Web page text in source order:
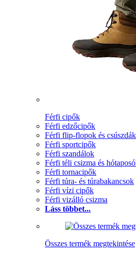
Férfi cipők
Férfi edzőcipők
Férfi flip-flopok és csúszdák
Férfi sportcipők
Férfi szandálok
Férfi téli csizma és
Férfi tornacipők
Férfi túra- és túrabakancsok
Férfi vízi cipők
Férfi vizálló csizma
Láss többet...
Összes termék megtekintése